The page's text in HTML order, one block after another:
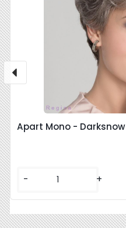
Apart Mono - Darksnow
- +